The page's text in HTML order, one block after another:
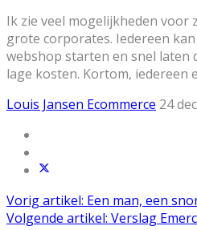
Ik zie veel mogelijkheden voor
grote corporates. Iedereen
webshop starten en snel laten
lage kosten. Kortom, iedereen
Louis Jansen Ecommerce 24
Vorig artikel: Een man, een
Volgende artikel: Verslag